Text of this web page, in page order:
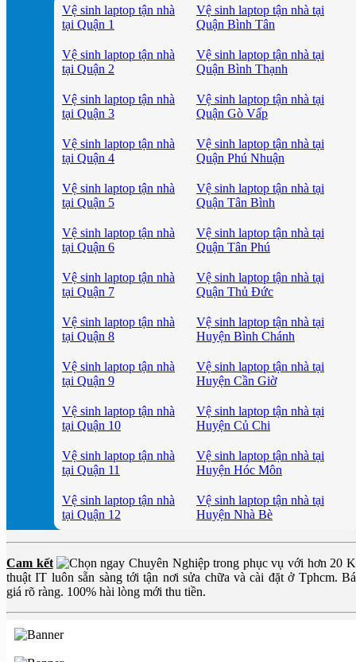
Vệ sinh laptop tận nhà
tại Quận 1
Vệ sinh laptop tận nhà tại
Quận Bình Tân
Vệ sinh laptop tận nhà
tại Quận 2
Vệ sinh laptop tận nhà tại
Quận Bình Thạnh
Vệ sinh laptop tận nhà
tại Quận 3
Vệ sinh laptop tận nhà tại
Quận Gò Vấp
Vệ sinh laptop tận nhà
tại Quận 4
Vệ sinh laptop tận nhà tại
Quận Phú Nhuận
Vệ sinh laptop tận nhà
tại Quận 5
Vệ sinh laptop tận nhà tại
Quận Tân Bình
Vệ sinh laptop tận nhà
tại Quận 6
Vệ sinh laptop tận nhà tại
Quận Tân Phú
Vệ sinh laptop tận nhà
tại Quận 7
Vệ sinh laptop tận nhà tại
Quận Thủ Đức
Vệ sinh laptop tận nhà
tại Quận 8
Vệ sinh laptop tận nhà tại
Huyện Bình Chánh
Vệ sinh laptop tận nhà
tại Quận 9
Vệ sinh laptop tận nhà tại
Huyện Cần Giờ
Vệ sinh laptop tận nhà
tại Quận 10
Vệ sinh laptop tận nhà tại
Huyện Củ Chi
Vệ sinh laptop tận nhà
tại Quận 11
Vệ sinh laptop tận nhà tại
Huyện Hóc Môn
Vệ sinh laptop tận nhà
tại Quận 12
Vệ sinh laptop tận nhà tại
Huyện Nhà Bè
Cam kết
Chuyên Nghiệp trong phục vụ với hơn 20
thuật IT luôn sẵn sàng tới tận nơi sửa chữa và cài đặt ở Tphcm.
giá rõ ràng. 100% hài lòng mới thu tiền.